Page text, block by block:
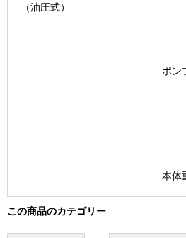
（油圧式）
ポン
本体
この商品のカテゴリー